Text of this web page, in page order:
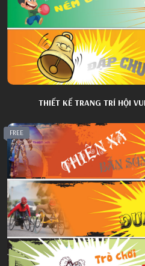
THIẾT KẾ TRANG TRÍ HỘI
FREE